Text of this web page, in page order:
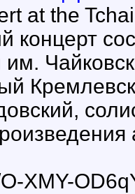
at the
концерт
им.
XMY-